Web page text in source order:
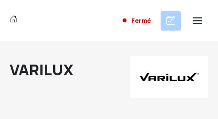
Fermé
VARILUX